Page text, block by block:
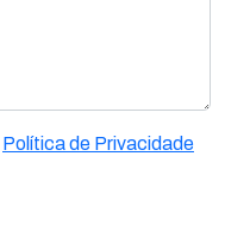
Política de Privacidade